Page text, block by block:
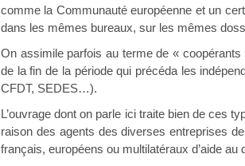
comme la Communauté européenne et un
dans les mêmes bureaux, sur les mêmes
On assimile parfois au terme de «
de la fin de la période qui précéda les
CFDT, SEDES…).
L’ouvrage dont on parle ici traite bien de ces
raison des agents des diverses entreprises
français, européens ou multilatéraux d’aide